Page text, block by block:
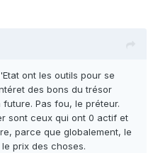
ont les outils pour se
des bons du trésor
Pas fou, le préteur.
sont ceux qui ont 0 actif et
parce que globalement, le
prix des choses.